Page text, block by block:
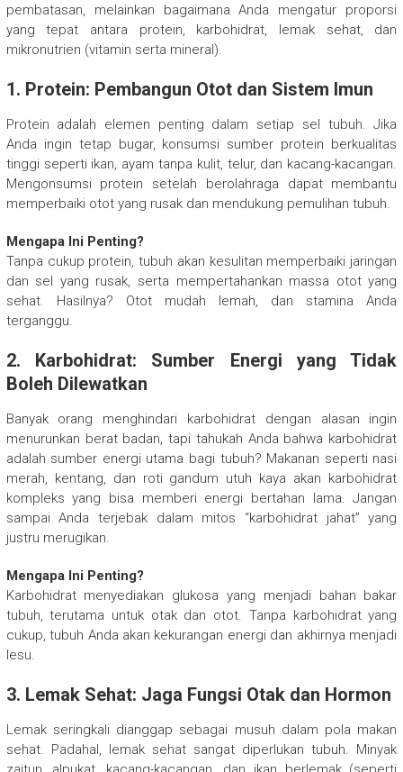
pembatasan, melainkan bagaimana Anda mengatur proporsi
yang tepat antara protein, karbohidrat, lemak sehat, dan
mikronutrien (vitamin serta mineral).
1. Protein: Pembangun Otot dan Sistem Imun
Protein adalah elemen penting dalam setiap sel tubuh. Jika
Anda ingin tetap bugar, konsumsi sumber protein berkualitas
tinggi seperti ikan, ayam tanpa kulit, telur, dan kacang-kacangan.
Mengonsumsi protein setelah berolahraga dapat membantu
memperbaiki otot yang rusak dan mendukung pemulihan tubuh.
Mengapa Ini Penting?
Tanpa cukup protein, tubuh akan kesulitan memperbaiki jaringan
dan sel yang rusak, serta mempertahankan massa otot yang
sehat. Hasilnya? Otot mudah lemah, dan stamina Anda
terganggu.
2. Karbohidrat: Sumber Energi yang Tidak
Boleh Dilewatkan
Banyak orang menghindari karbohidrat dengan alasan ingin
menurunkan berat badan, tapi tahukah Anda bahwa karbohidrat
adalah sumber energi utama bagi tubuh? Makanan seperti nasi
merah, kentang, dan roti gandum utuh kaya akan karbohidrat
kompleks yang bisa memberi energi bertahan lama. Jangan
sampai Anda terjebak dalam mitos “karbohidrat jahat” yang
justru merugikan.
Mengapa Ini Penting?
Karbohidrat menyediakan glukosa yang menjadi bahan bakar
tubuh, terutama untuk otak dan otot. Tanpa karbohidrat yang
cukup, tubuh Anda akan kekurangan energi dan akhirnya menjadi
lesu.
3. Lemak Sehat: Jaga Fungsi Otak dan Hormon
Lemak seringkali dianggap sebagai musuh dalam pola makan
sehat. Padahal, lemak sehat sangat diperlukan tubuh. Minyak